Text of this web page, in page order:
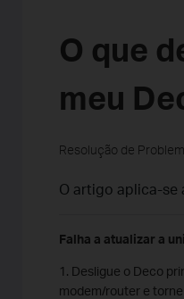
O que
meu
Resolução de
O artigo aplica-se
Falha a atualizar a
1. Desligue o Deco
modem/router e